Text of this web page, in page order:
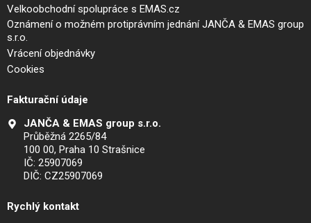
Velkoobchodní spolupráce s EMAS.cz
Oznámení o možném protiprávním jednání JANČA & EMAS group
s.r.o.
Vrácení objednávky
Cookies
Fakturační údaje
JANČA & EMAS group s.r.o.
Průběžná 2265/84
100 00, Praha 10 Strašnice
IČ: 25907069
DIČ: CZ25907069
Rychlý kontakt